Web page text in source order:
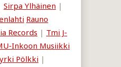
Sirpa Ylhäinen |
Rauno
Records | Tmi J-
Inkoon Musiikki
Pölkki |